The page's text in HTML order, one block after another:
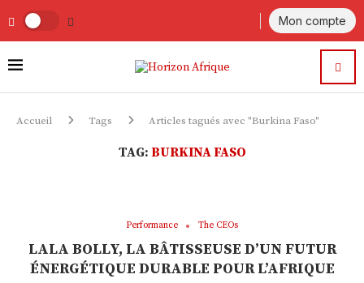
Mon compte
Accueil Tags Articles tagués avec "Burkina Faso"
TAG: BURKINA FASO
Performance The CEOs
LALA BOLLY, LA BÂTISSEUSE D’UN FUTUR
ÉNERGÉTIQUE DURABLE POUR L’AFRIQUE